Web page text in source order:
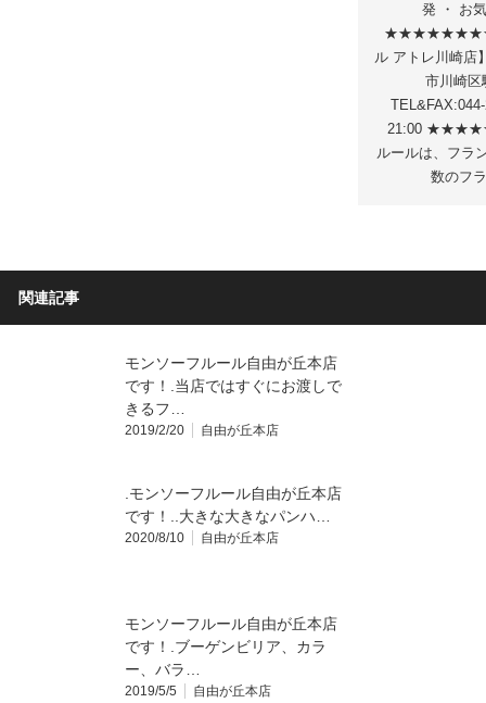
発 ・ お
ル アトレ川崎店
市川崎区
21:00
ルールは、フラ
数のフ
関連記事
モンソーフルール自由が丘本店
です！.当店ではすぐにお渡しで
きるフ…
2019/2/20 自由が丘本店
.モンソーフルール自由が丘本店
です！..大きな大きなパンハ…
2020/8/10 自由が丘本店
モンソーフルール自由が丘本店
です！.ブーゲンビリア、カラ
ー、バラ…
2019/5/5 自由が丘本店